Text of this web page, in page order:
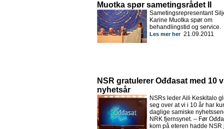
Muotka spør sametingsrådet II
Sametingsrepresentant
Karine Muotka spør om
behandlingstid og service.
Les mer her21.09.2011
NSR gratulerer Ođđasat med 10
nyhetsår
NSRs leder Aili Keskitalo
seg over at vi i 10 år har
daglige samiske
NRK fjernsynet. – Før
kom på eteren hadde NSR